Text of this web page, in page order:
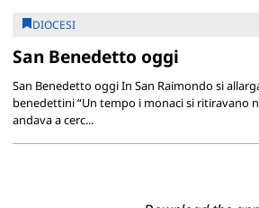
DIOCESI
San Benedetto oggi
San Benedetto oggi In San Raimondo si
benedettini “Un tempo i monaci si ritiravano
andava a cerc...